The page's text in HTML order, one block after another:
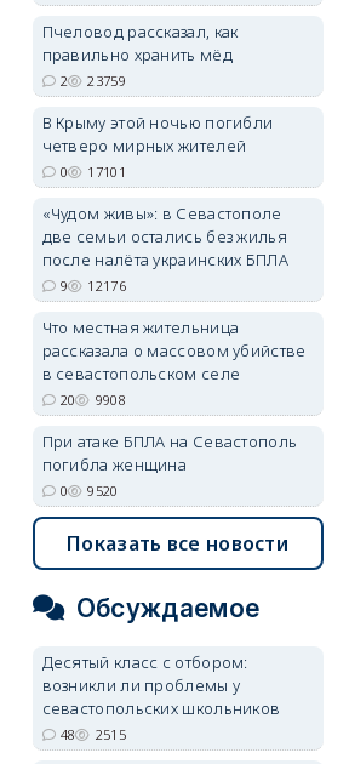
erid: 2SDnjdPjgYS
Пчеловод рассказал, как
правильно хранить мёд
2 23759
В Крыму этой ночью погибли
четверо мирных жителей
0 17101
«Чудом живы»: в Севастополе
две семьи остались без жилья
после налёта украинских БПЛА
9 12176
Что местная жительница
рассказала о массовом убийстве
в севастопольском селе
20 9908
При атаке БПЛА на Севастополь
погибла женщина
0 9520
Показать все новости
Обсуждаемое
Десятый класс с отбором:
возникли ли проблемы у
севастопольских школьников
48 2515